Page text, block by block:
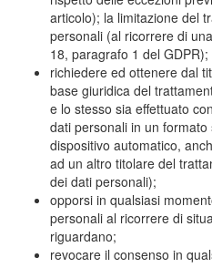
articolo); la limitazione del
personali (al ricorrere di
18, paragrafo 1 del GDPR);
richiedere ed ottenere dal
base giuridica del
e lo stesso sia effettuato
dati personali in un
dispositivo automatico,
ad un altro titolare del
dei dati personali);
opporsi in qualsiasi
personali al ricorrere di
riguardano;
revocare il consenso in